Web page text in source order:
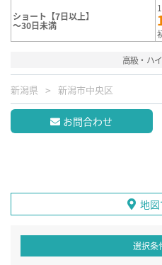
ショート【7日以上】
～30日未満
高級・ハ
新潟県 新潟市中央区
お問合わせ
地
選択条